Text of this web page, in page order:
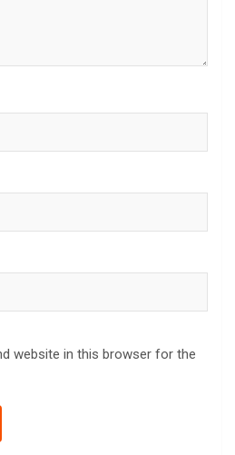
website in this browser for the